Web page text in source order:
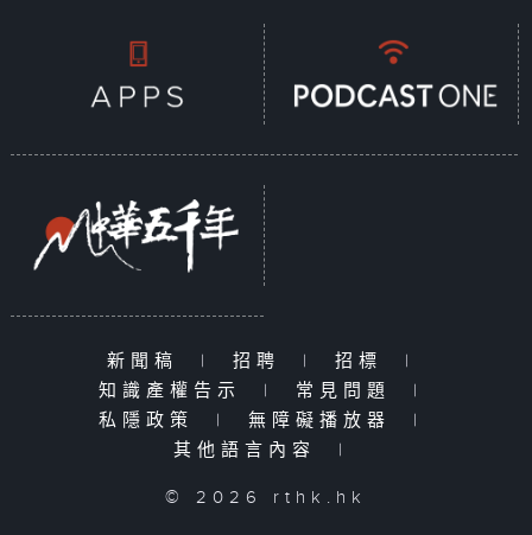
新聞稿 | 招聘 | 招標
|
知識產權告示
| 常見問題
|
私隱政策
| 無障礙播放器
|
其他語言內容
|
© 2026 rthk.hk